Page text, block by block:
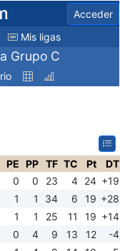
Acceder
Mis ligas
Grupo C
PE PP TF TC Pt
DT
0 0 23 4 24 +19
1 1 34 6 19 +28
1 1 25 11 19 +14
0 4 9 13 12
-4